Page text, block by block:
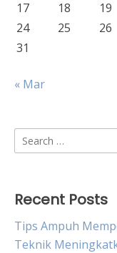
17 18 19
24
25 26
31
« Mar
Search
for:
Recent Posts
Tips Ampuh
Teknik